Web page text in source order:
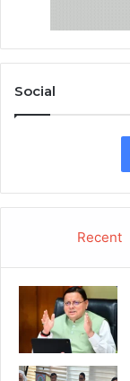
Social
Recent